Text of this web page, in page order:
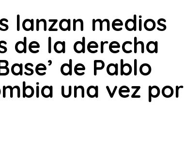
lanzan medios
de la derecha
de Pablo
una vez por